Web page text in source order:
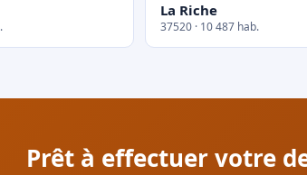
La Riche
37520 · 10 487 hab.
Prêt à effectuer votre